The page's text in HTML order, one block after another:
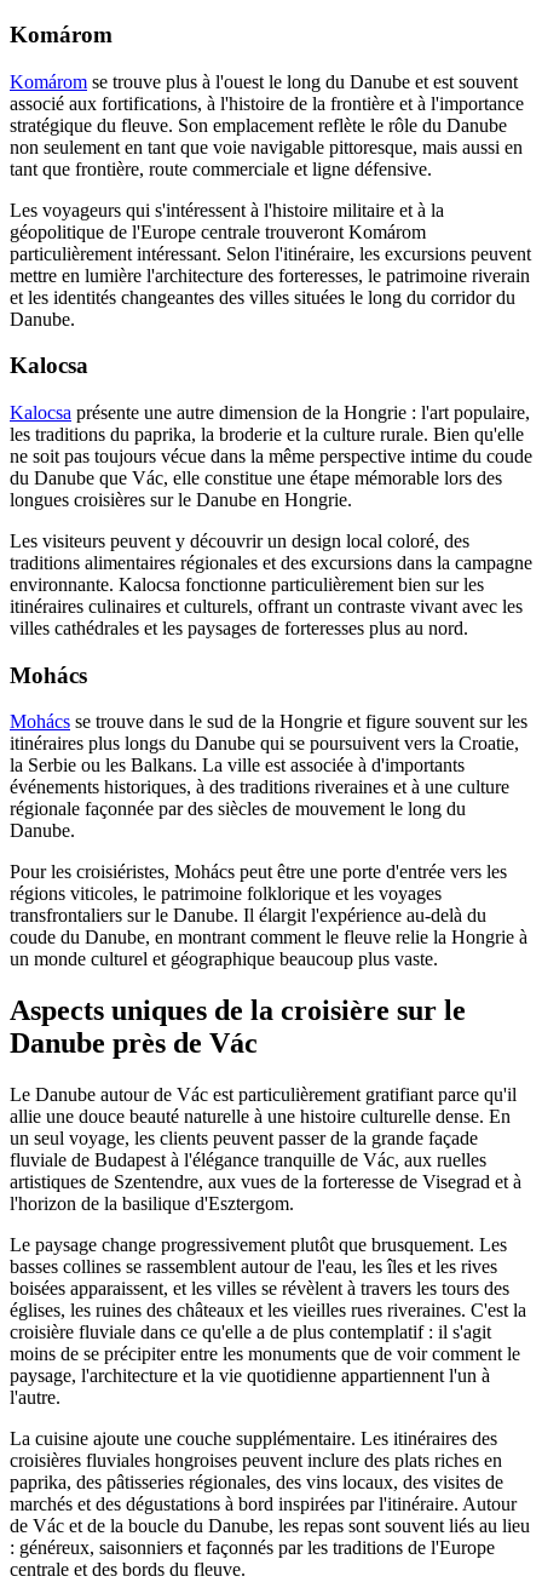
Komárom
Komárom se trouve plus à l'ouest le long du Danube et est souvent
associé aux fortifications, à l'histoire de la frontière et à l'importance
stratégique du fleuve. Son emplacement reflète le rôle du Danube
non seulement en tant que voie navigable pittoresque, mais aussi en
tant que frontière, route commerciale et ligne défensive.
Les voyageurs qui s'intéressent à l'histoire militaire et à la
géopolitique de l'Europe centrale trouveront Komárom
particulièrement intéressant. Selon l'itinéraire, les excursions peuvent
mettre en lumière l'architecture des forteresses, le patrimoine riverain
et les identités changeantes des villes situées le long du corridor du
Danube.
Kalocsa
Kalocsa présente une autre dimension de la Hongrie : l'art populaire,
les traditions du paprika, la broderie et la culture rurale. Bien qu'elle
ne soit pas toujours vécue dans la même perspective intime du coude
du Danube que Vác, elle constitue une étape mémorable lors des
longues croisières sur le Danube en Hongrie.
Les visiteurs peuvent y découvrir un design local coloré, des
traditions alimentaires régionales et des excursions dans la campagne
environnante. Kalocsa fonctionne particulièrement bien sur les
itinéraires culinaires et culturels, offrant un contraste vivant avec les
villes cathédrales et les paysages de forteresses plus au nord.
Mohács
Mohács se trouve dans le sud de la Hongrie et figure souvent sur les
itinéraires plus longs du Danube qui se poursuivent vers la Croatie,
la Serbie ou les Balkans. La ville est associée à d'importants
événements historiques, à des traditions riveraines et à une culture
régionale façonnée par des siècles de mouvement le long du
Danube.
Pour les croisiéristes, Mohács peut être une porte d'entrée vers les
régions viticoles, le patrimoine folklorique et les voyages
transfrontaliers sur le Danube. Il élargit l'expérience au-delà du
coude du Danube, en montrant comment le fleuve relie la Hongrie à
un monde culturel et géographique beaucoup plus vaste.
Aspects uniques de la croisière sur le
Danube près de Vác
Le Danube autour de Vác est particulièrement gratifiant parce qu'il
allie une douce beauté naturelle à une histoire culturelle dense. En
un seul voyage, les clients peuvent passer de la grande façade
fluviale de Budapest à l'élégance tranquille de Vác, aux ruelles
artistiques de Szentendre, aux vues de la forteresse de Visegrad et à
l'horizon de la basilique d'Esztergom.
Le paysage change progressivement plutôt que brusquement. Les
basses collines se rassemblent autour de l'eau, les îles et les rives
boisées apparaissent, et les villes se révèlent à travers les tours des
églises, les ruines des châteaux et les vieilles rues riveraines. C'est la
croisière fluviale dans ce qu'elle a de plus contemplatif : il s'agit
moins de se précipiter entre les monuments que de voir comment le
paysage, l'architecture et la vie quotidienne appartiennent l'un à
l'autre.
La cuisine ajoute une couche supplémentaire. Les itinéraires des
croisières fluviales hongroises peuvent inclure des plats riches en
paprika, des pâtisseries régionales, des vins locaux, des visites de
marchés et des dégustations à bord inspirées par l'itinéraire. Autour
de Vác et de la boucle du Danube, les repas sont souvent liés au lieu
: généreux, saisonniers et façonnés par les traditions de l'Europe
centrale et des bords du fleuve.